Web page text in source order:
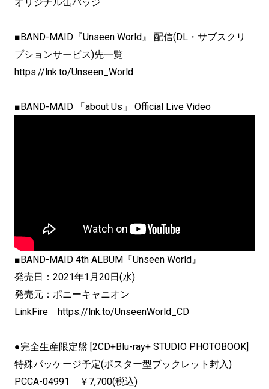
■BAND-MAID『Unseen World』 配信(DL・サブスクリ
プションサービス)先一覧
https://lnk.to/Unseen_World
■BAND-MAID 「about Us」 Official Live Video
■BAND-MAID 4th ALBUM『Unseen World』
発売日：2021年1月20日(水)
発売元：ポニーキャニオン
LinkFire
https://lnk.to/UnseenWorld_CD
●完全生産限定盤 [2CD+Blu-ray+ STUDIO PHOTOBOOK]
特殊パッケージ予定(ポスター型ブックレット封入)
PCCA-04991 ￥7,700(税込)